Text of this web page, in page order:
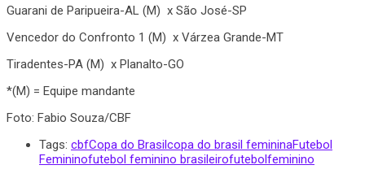
Guarani de Paripueira-AL (M) x São José-SP
Vencedor do Confronto 1 (M) x Várzea Grande-MT
Tiradentes-PA (M) x Planalto-GO
*(M) = Equipe mandante
Foto: Fabio Souza/CBF
Tags: cbfCopa do Brasilcopa do brasil femininaFutebol
Femininofutebol feminino brasileirofutebolfeminino